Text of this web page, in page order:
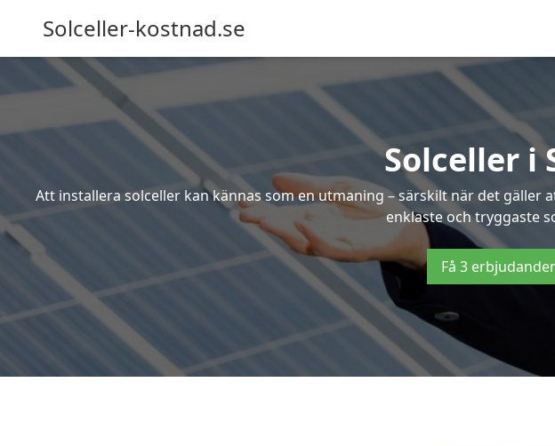
Solceller-kostnad.se
Solceller i
Att installera solceller kan kännas som en utmaning – särskilt när det
enklaste och tryggaste
Få 3